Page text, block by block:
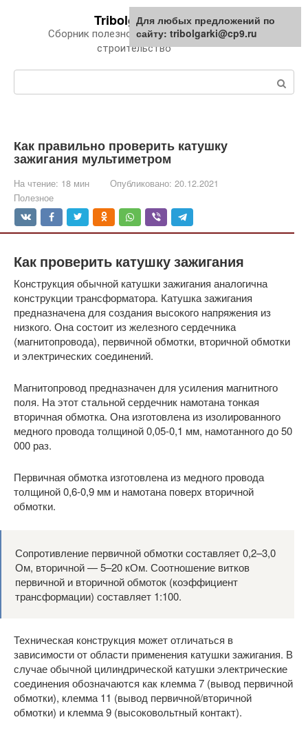
Tribolgarki.ru
Сборник полезной информации про
строительство
Как правильно проверить катушку
зажигания мультиметром
На чтение: 18 мин Опубликовано: 20.12.2021
Полезное
Как проверить катушку зажигания
Конструкция обычной катушки зажигания аналогична
конструкции трансформатора. Катушка зажигания
предназначена для создания высокого напряжения из
низкого. Она состоит из железного сердечника
(магнитопровода), первичной обмотки, вторичной обмотки
и электрических соединений.
Магнитопровод предназначен для усиления магнитного
поля. На этот стальной сердечник намотана тонкая
вторичная обмотка. Она изготовлена из изолированного
медного провода толщиной 0,05-0,1 мм, намотанного до 50
000 раз.
Первичная обмотка изготовлена ​​из медного провода
толщиной 0,6-0,9 мм и намотана поверх вторичной
обмотки.
Сопротивление первичной обмотки составляет 0,2–3,0
Ом, вторичной — 5–20 кОм. Соотношение витков
первичной и вторичной обмоток (коэффициент
трансформации) составляет 1:100.
Техническая конструкция может отличаться в
зависимости от области применения катушки зажигания. В
случае обычной цилиндрической катушки электрические
соединения обозначаются как клемма 7 (вывод первичной
обмотки), клемма 11 (вывод первичной/вторичной
обмотки) и клемма 9 (высоковольтный контакт).
Для любых предложений по
сайту: tribolgarki@cp9.ru